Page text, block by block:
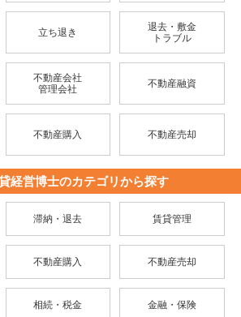
立ち退き
退去・敷金
トラブル
不動産会社
管理会社
不動産融資
不動産購入 不動産売却
経営博士のカテゴリから探す
滞納・退去 賃貸管理
不動産購入 不動産売却
相続・税金 金融・保険